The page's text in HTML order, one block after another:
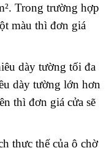
Trong trường hợp
màu thì đơn giá
dày tường tối đa
dày tường lớn hơn
thì đơn giá cửa sẽ
thực thế của ô chờ